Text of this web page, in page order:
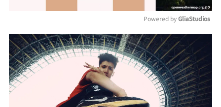
Mute
Powered by GliaStudios